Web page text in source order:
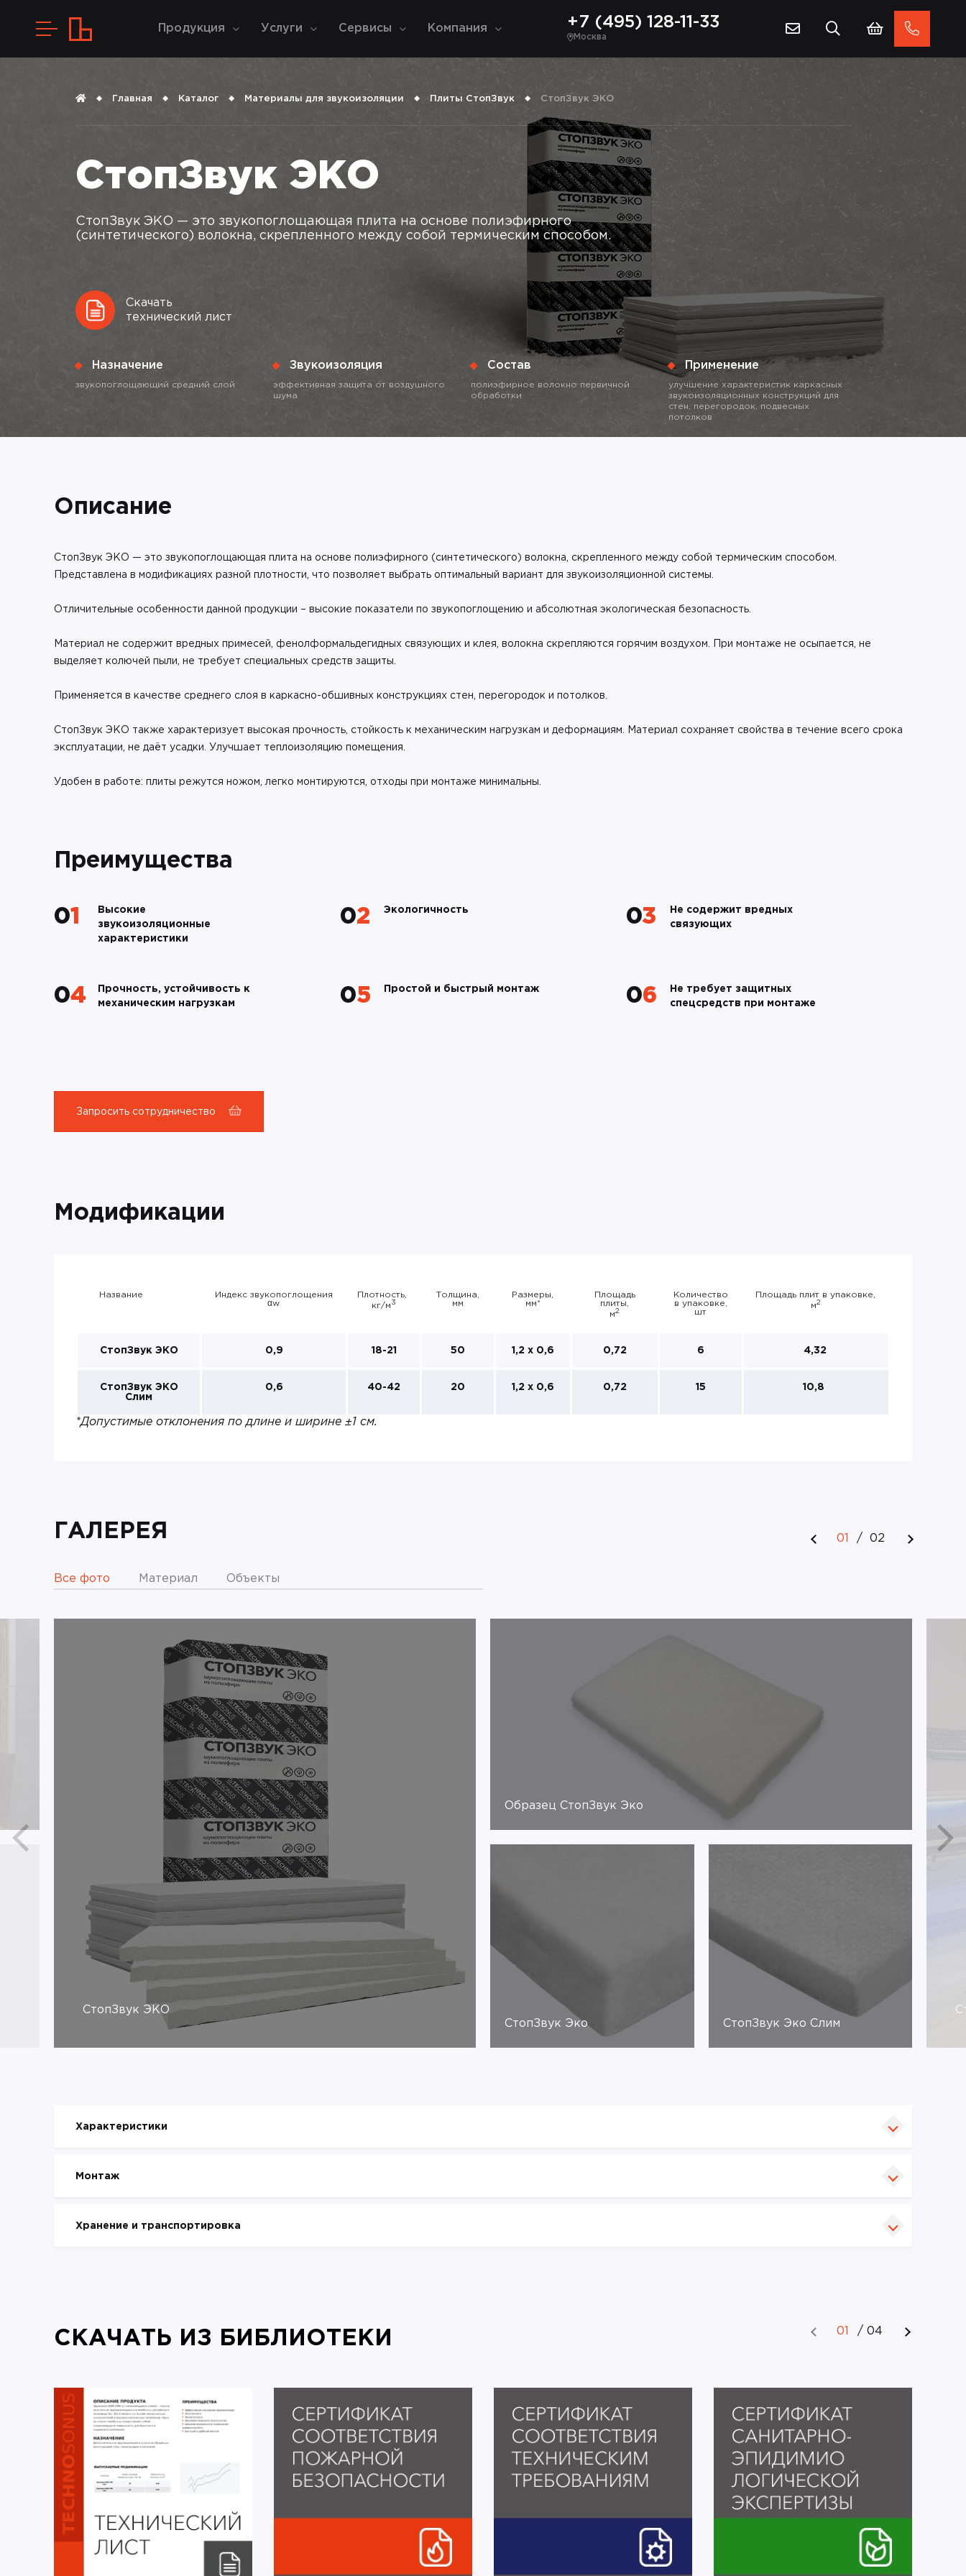
Продукция Услуги Сервисы Компания +7 (495) 128-11-33
Москва
Главная Каталог Материалы для звукоизоляции Плиты СтопЗвук СтопЗвук ЭКО
СтопЗвук ЭКО
СтопЗвук ЭКО — это звукопоглощающая плита на основе полиэфирного
(синтетического) волокна, скрепленного между собой термическим способом.
Скачать
технический лист
Назначение
звукопоглощающий средний слой
Звукоизоляция
эффективная защита от воздушного
шума
Состав
полиэфирное волокно первичной
обработки
Применение
улучшение характеристик каркасных
звукоизоляционных конструкций для
стен, перегородок, подвесных
потолков
Описание
СтопЗвук ЭКО — это звукопоглощающая плита на основе полиэфирного (синтетического) волокна, скрепленного между собой термическим способом.
Представлена в модификациях разной плотности, что позволяет выбрать оптимальный вариант для звукоизоляционной системы.
Отличительные особенности данной продукции – высокие показатели по звукопоглощению и абсолютная экологическая безопасность.
Материал не содержит вредных примесей, фенолформальдегидных связующих и клея, волокна скрепляются горячим воздухом. При монтаже не осыпается, не
выделяет колючей пыли, не требует специальных средств защиты.
Применяется в качестве среднего слоя в каркасно-обшивных конструкциях стен, перегородок и потолков.
СтопЗвук ЭКО также характеризует высокая прочность, стойкость к механическим нагрузкам и деформациям. Материал сохраняет свойства в течение всего срока
эксплуатации, не даёт усадки. Улучшает теплоизоляцию помещения.
Удобен в работе: плиты режутся ножом, легко монтируются, отходы при монтаже минимальны.
Преимущества
01
Высокие
звукоизоляционные
характеристики
02 Экологичность 03
Не содержит вредных
связующих
04
Прочность, устойчивость к
механическим нагрузкам
05 Простой и быстрый монтаж 06
Не требует защитных
спецсредств при монтаже
Запросить сотрудничество
Модификации
Название
Индекс звукопоглощения
αw
Плотность,
кг/м 3
Толщина,
мм
Размеры,
мм*
Площадь
плиты,
м2
Количество
в упаковке,
шт
Площадь плит в упаковке,
м2
СтопЗвук ЭКО 0,9 18-21 50 1,2 х 0,6 0,72 6 4,32
СтопЗвук ЭКО
Слим
0,6 40-42 20 1,2 х 0,6 0,72 15 10,8
*Допустимые отклонения по длине и ширине ±1 см.
ГАЛЕРЕЯ 01 / 02
Все фото Материал Объекты
СтопЗвук ЭКО
Образец СтопЗвук Эко
СтопЗвук Эко СтопЗвук Эко Слим
Характеристики
Монтаж
Хранение и транспортировка
СКАЧАТЬ ИЗ БИБЛИОТЕКИ 01 /04